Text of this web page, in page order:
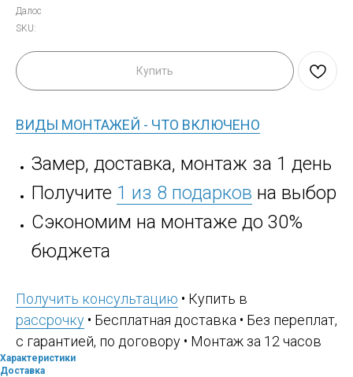
Далос
SKU:
Купить
ВИДЫ МОНТАЖЕЙ - ЧТО ВКЛЮЧЕНО
Замер, доставка, монтаж за 1 день
Получите 1 из 8 подарков на выбор
Сэкономим на монтаже до 30%
бюджета
Получить консультацию • Купить в
рассрочку • Бесплатная доставка • Без переплат,
с гарантией, по договору • Монтаж за 12 часов
Характеристики
Доставка